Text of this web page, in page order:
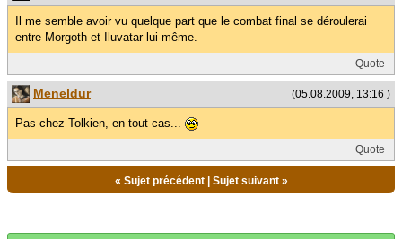
Il me semble avoir vu quelque part que le combat final se déroulerai
entre Morgoth et Iluvatar lui-même.
Quote
(05.08.2009, 13:16 )
Meneldur
Pas chez Tolkien, en tout cas...
Quote
« Sujet précédent| Sujet suivant»